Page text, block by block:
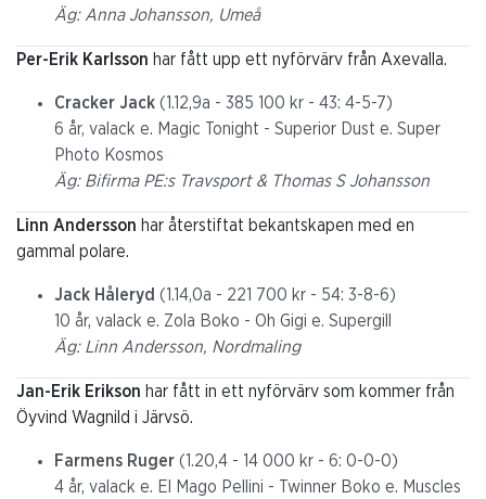
Äg: Anna Johansson, Umeå
Per-Erik Karlsson har fått upp ett nyförvärv från Axevalla.
Cracker Jack (1.12,9a - 385 100 kr - 43: 4-5-7)
6 år, valack e. Magic Tonight - Superior Dust e. Super
Photo Kosmos
Äg: Bifirma PE:s Travsport & Thomas S Johansson
Linn Andersson har återstiftat bekantskapen med en
gammal polare.
Jack Håleryd (1.14,0a - 221 700 kr - 54: 3-8-6)
10 år, valack e. Zola Boko - Oh Gigi e. Supergill
Äg: Linn Andersson, Nordmaling
Jan-Erik Erikson har fått in ett nyförvärv som kommer från
Öyvind Wagnild i Järvsö.
Farmens Ruger (1.20,4 - 14 000 kr - 6: 0-0-0)
4 år, valack e. El Mago Pellini - Twinner Boko e. Muscles